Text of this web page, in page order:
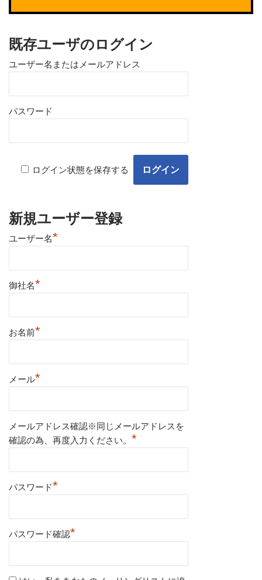
既存ユーザのログイン
ユーザー名またはメールアドレス
パスワード
ログイン状態を保存する
新規ユーザー登録
ユーザー名*
御社名*
お名前*
メール*
メールアドレス確認※同じメールアドレスを
確認の為、再度入力ください。 *
パスワード*
パスワード確認*